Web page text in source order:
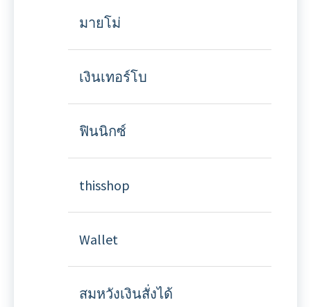
มายโม่
เงินเทอร์โบ
ฟินนิกซ์
thisshop
Wallet
สมหวังเงินสั่งได้